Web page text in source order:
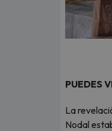
PUEDES
La
Nodal